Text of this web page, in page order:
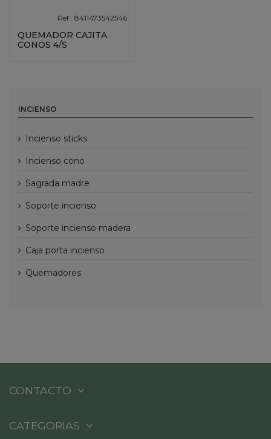
Ref.: 8411473542546
QUEMADOR CAJITA
CONOS 4/S
INCIENSO
incienso sticks
incienso cono
sagrada madre
soporte incienso
soporte incienso madera
caja porta incienso
quemadores
CONTACTO
CATEGORIAS